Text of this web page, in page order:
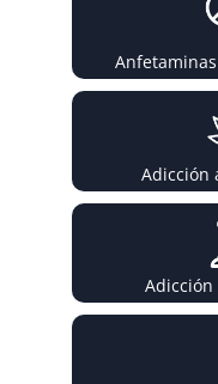
Adicción
Adicción